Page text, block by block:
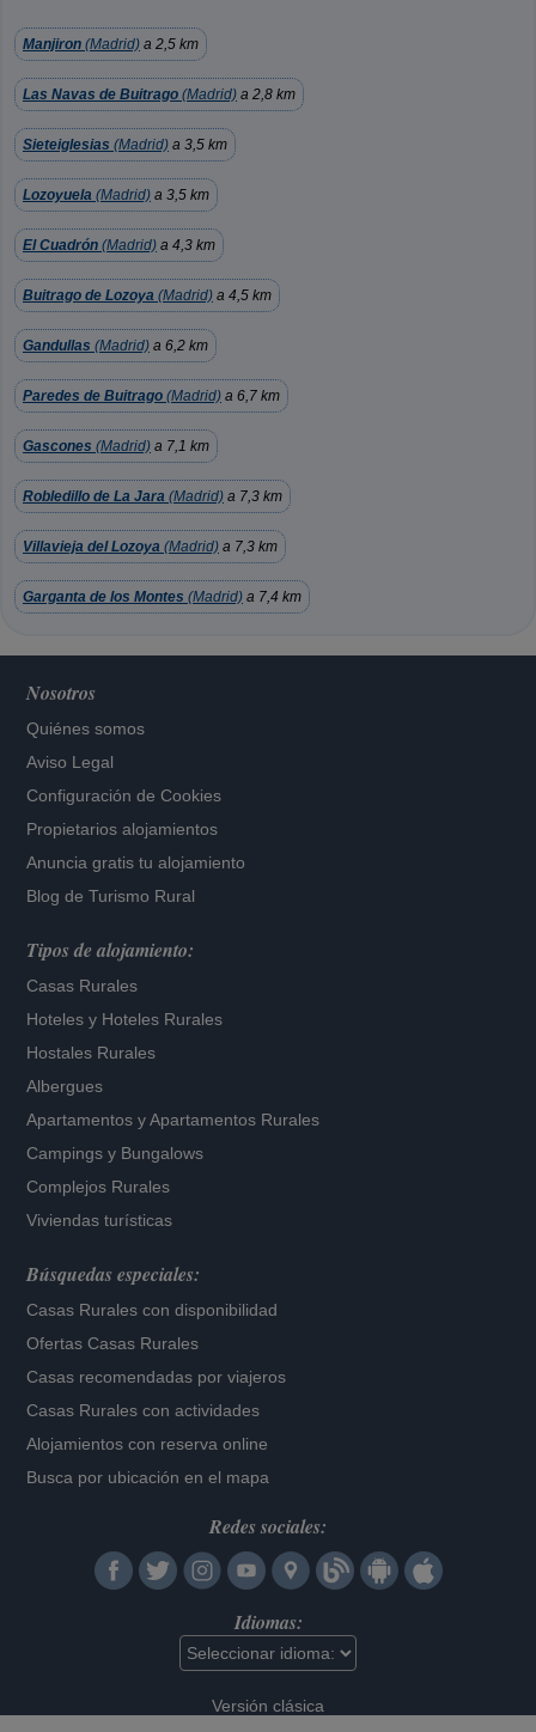
Manjiron (Madrid) a 2,5 km
Las Navas de Buitrago (Madrid) a 2,8 km
Sieteiglesias (Madrid) a 3,5 km
Lozoyuela (Madrid) a 3,5 km
El Cuadrón (Madrid) a 4,3 km
Buitrago de Lozoya (Madrid) a 4,5 km
Gandullas (Madrid) a 6,2 km
Paredes de Buitrago (Madrid) a 6,7 km
Gascones (Madrid) a 7,1 km
Robledillo de La Jara (Madrid) a 7,3 km
Villavieja del Lozoya (Madrid) a 7,3 km
Garganta de los Montes (Madrid) a 7,4 km
Nosotros
Quiénes somos
Aviso Legal
Configuración de Cookies
Propietarios alojamientos
Anuncia gratis tu alojamiento
Blog de Turismo Rural
Tipos de alojamiento:
Casas Rurales
Hoteles y Hoteles Rurales
Hostales Rurales
Albergues
Apartamentos yApartamentos Rurales
Campings y Bungalows
Complejos Rurales
Viviendas turísticas
Búsquedas especiales:
Casas Rurales con disponibilidad
Ofertas Casas Rurales
Casas recomendadas por viajeros
Casas Rurales con actividades
Alojamientos con reserva online
Busca por ubicación en el mapa
Redes sociales:
Idiomas:
Versión clásica